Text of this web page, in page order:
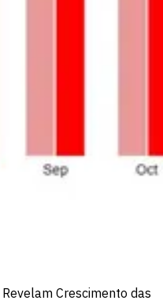
Crescimento das